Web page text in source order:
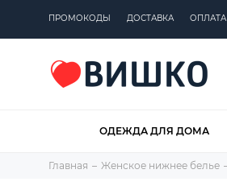
ПРОМОКОДЫ ДОСТАВКА ОПЛАТА
ОДЕЖДА ДЛЯ ДОМА
Главная Женское нижнее белье